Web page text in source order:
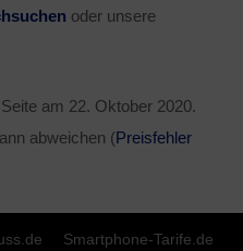
oder unsere
am 22. Oktober 2020.
abweichen (Preisfehler
Smartphone-Tarife.de